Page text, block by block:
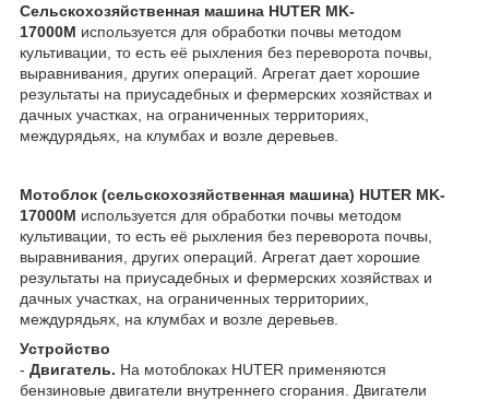
Сельскохозяйственная машина HUTER MK-
17000М используется для обработки почвы методом
культивации, то есть её рыхления без переворота почвы,
выравнивания, других операций. Агрегат дает хорошие
результаты на приусадебных и фермерских хозяйствах и
дачных участках, на ограниченных территориях,
междурядьях, на клумбах и возле деревьев.
Мотоблок (сельскохозяйственная машина) HUTER MK-
17000М используется для обработки почвы методом
культивации, то есть её рыхления без переворота почвы,
выравнивания, других операций. Агрегат дает хорошие
результаты на приусадебных и фермерских хозяйствах и
дачных участках, на ограниченных территориих,
междурядьях, на клумбах и возле деревьев.
Устройство
- Двигатель. На мотоблоках HUTER применяются
бензиновые двигатели внутреннего сгорания. Двигатели